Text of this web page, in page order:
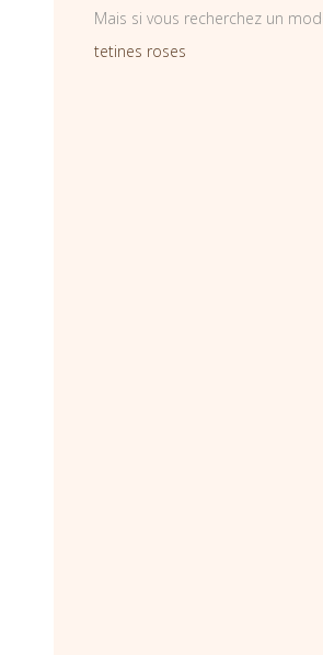
Mais si vous recherchez un
tetines roses